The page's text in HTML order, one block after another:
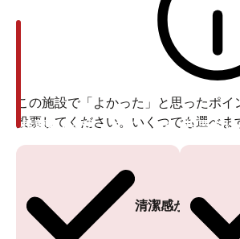
この施設で「よかった」と思ったポイ
投票してください。いくつでも選べま
清潔感がある
投票ありがとうございます 投票あり